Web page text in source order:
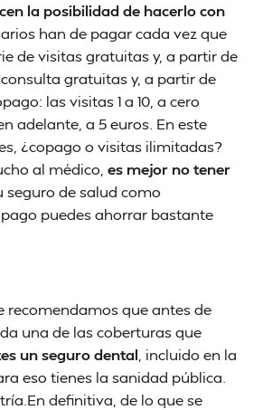
la posibilidad de hacerlo con
han de pagar cada vez que
de visitas gratuitas y, a partir de
gratuitas y, a partir de
las visitas 1 a 10, a cero
adelante, a 5 euros. En este
¿copago o visitas ilimitadas?
al médico, es mejor no tener
seguro de salud como
puedes ahorrar bastante
recomendamos que antes de
una de las coberturas que
un seguro dental , incluido en la
eso tienes la sanidad pública.
definitiva, de lo que se